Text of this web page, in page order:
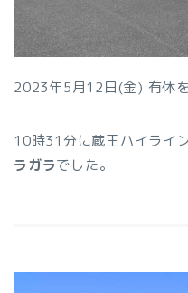
2023年5月12日(金) 有休
10時31分に蔵王ハイライ
ラガラでした。